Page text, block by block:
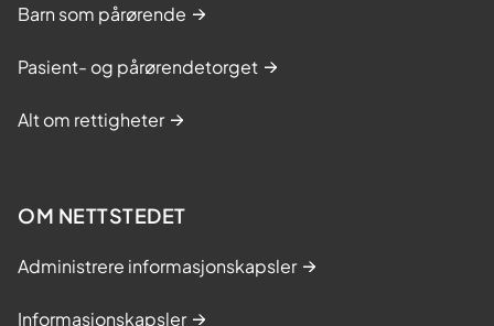
Barn som pårørende
Pasient- og pårørendetorget
Alt om rettigheter
OM NETTSTEDET
Administrere informasjonskapsler
Informasjonskapsler